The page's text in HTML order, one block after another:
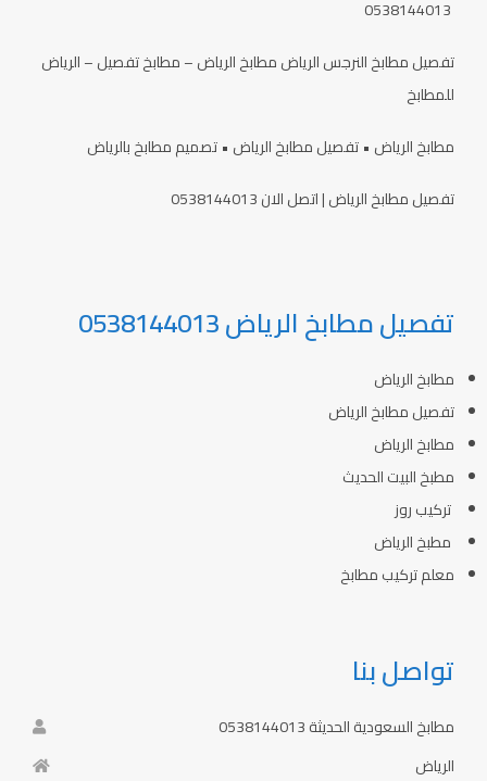
تفصيل مطابخ النرجس الرياض مطابخ الرياض – مطابخ تفصيل – الرياض
للمطابخ
مطابخ الرياض • تفصيل مطابخ الرياض • تصميم مطابخ بالرياض
تفصيل مطابخ الرياض | اتصل الان 0538144013
تفصيل مطابخ الرياض 0538144013
مطابخ الرياض
تفصيل مطابخ الرياض
مطابخ الرياض
مطبخ البيت الحديث
تركيب روز
مطبخ الرياض
معلم تركيب مطابخ
تواصل بنا
مطابخ السعودية الحديثة 0538144013
الرياض